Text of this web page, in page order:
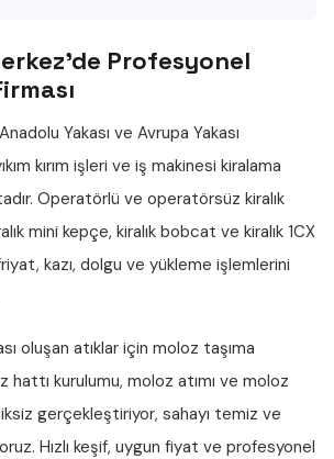
Profesyonel
Yakası ve Avrupa Yakası
kırım işleri ve iş makinesi kiralama
Operatörlü ve operatörsüz kiralık
mini kepçe, kiralık bobcat ve kiralık 1CX
kazı, dolgu ve yükleme işlemlerini
oluşan atıklar için moloz taşıma
hattı kurulumu, moloz atımı ve moloz
gerçekleştiriyor, sahayı temiz ve
Hızlı keşif, uygun fiyat ve profesyonel